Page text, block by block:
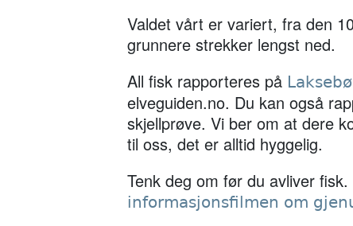
Valdet vårt er variert, fra den
grunnere strekker lengst ned.
All fisk rapporteres på
elveguiden.no. Du kan også
skjellprøve. Vi ber om at dere
til oss, det er alltid hyggelig.
Tenk deg om før du avliver
informasjonsfilmen om